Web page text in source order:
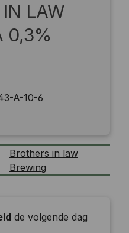
LAW
0,3%
A-10-6
Brothers in law
Brewing
de volgende dag